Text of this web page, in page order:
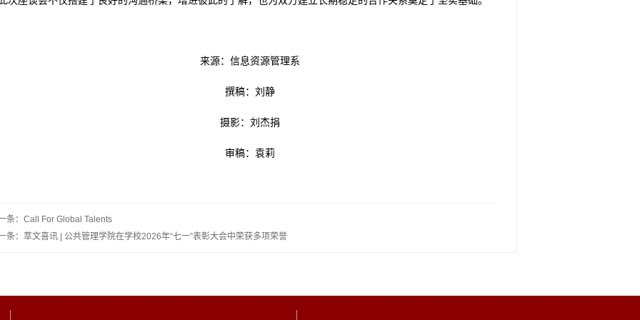
来源：信息资源管理系
撰稿：刘静
摄影：刘杰捐
审稿：袁莉
条：Call For Global Talents
条：萃文喜讯 | 公共管理学院在学校2026年“七一”表彰大会中荣获多项荣誉